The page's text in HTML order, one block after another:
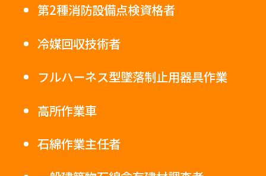
第2種消防設備点検資格者
冷媒回収技術者
フルハーネス型墜落制止用器具作業
高所作業車
石綿作業主任者